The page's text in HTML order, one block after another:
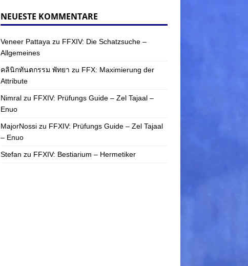
NEUESTE KOMMENTARE
Veneer Pattaya zu FFXIV: Die Schatzsuche –
Allgemeines
คลินิกทันตกรรม พัทยา zu FFX: Maximierung der
Attribute
Nimralzu FFXIV: Prüfungs Guide – Zel Tajaal –
Enuo
MajorNossizu FFXIV: Prüfungs Guide – Zel Tajaal
– Enuo
Stefan zu FFXIV: Bestiarium – Hermetiker